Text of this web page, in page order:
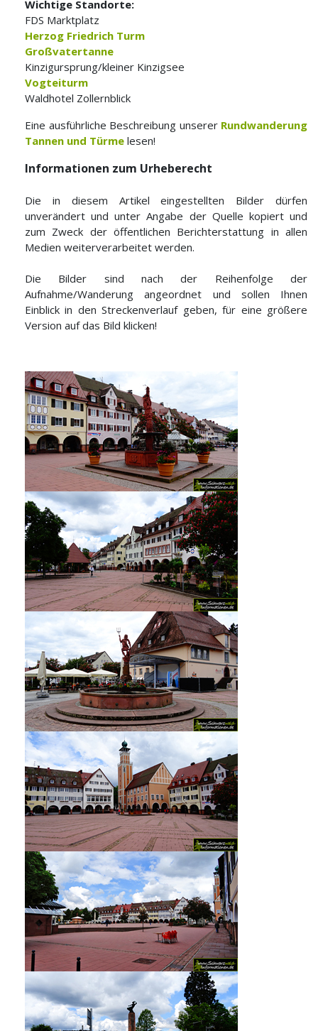
Wichtige Standorte:
FDS Marktplatz
Herzog Friedrich Turm
Großvatertanne
Kinzigursprung/kleiner Kinzigsee
Vogteiturm
Waldhotel Zollernblick
Eine ausführliche Beschreibung unserer Rundwanderung
Tannen und Türme lesen!
Informationen zum Urheberecht
Die in diesem Artikel eingestellten Bilder dürfen
unverändert und unter Angabe der Quelle kopiert und
zum Zweck der öffentlichen Berichterstattung in allen
Medien weiterverarbeitet werden.
Die Bilder sind nach der Reihenfolge der
Aufnahme/Wanderung angeordnet und sollen Ihnen
Einblick in den Streckenverlauf geben, für eine größere
Version auf das Bild klicken!